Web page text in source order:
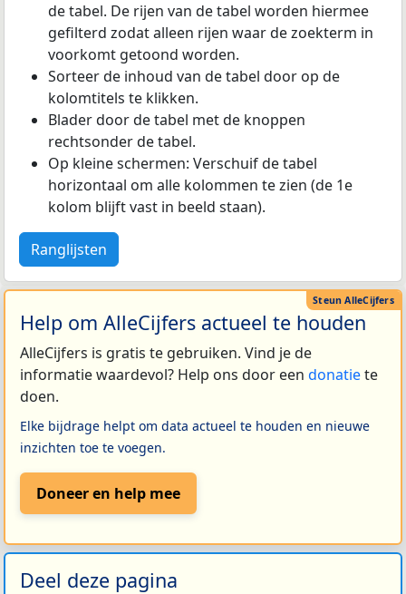
de tabel. De rijen van de tabel worden hiermee
gefilterd zodat alleen rijen waar de zoekterm in
voorkomt getoond worden.
Sorteer de inhoud van de tabel door op de
kolomtitels te klikken.
Blader door de tabel met de knoppen
rechtsonder de tabel.
Op kleine schermen: Verschuif de tabel
horizontaal om alle kolommen te zien (de 1e
kolom blijft vast in beeld staan).
Ranglijsten
Help om AlleCijfers actueel te houden
AlleCijfers is gratis te gebruiken. Vind je de
informatie waardevol? Help ons door een donatiete
doen.
Elke bijdrage helpt om data actueel te houden en nieuwe
inzichten toe te voegen.
Doneer en help mee
Deel deze pagina